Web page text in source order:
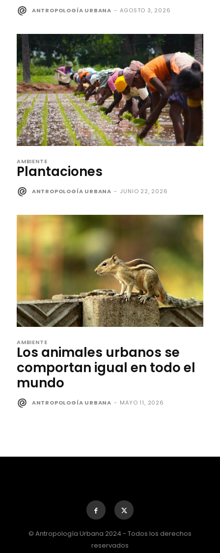
ANTROPOLOGÍA URBANA - AGOSTO 3, 2026
AMBIENTE
Plantaciones
ANTROPOLOGÍA URBANA - JUNIO 22, 2026
AMBIENTE
Los animales urbanos se
comportan igual en todo el
mundo
ANTROPOLOGÍA URBANA - MAYO 11, 2026
© Antropología Urbana 2024 - Todos los derechos
reservados